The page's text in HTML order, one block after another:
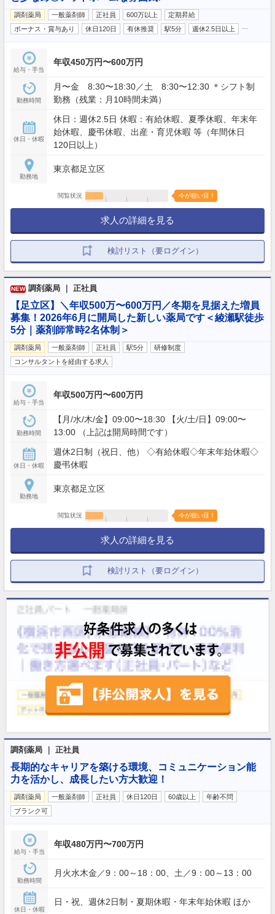
調剤薬局 一般薬剤師 正社員 600万以上
定期昇給
ボーナス・賞与あり
休日120日 有休推奨 駅5分 週休2.5日以上
給与・手当
年収450万円〜600万円
勤務時間
月〜金 8:30〜18:30／土 8:30〜12:30 ＊シフト制
勤務（残業：月10時間未満）
休日・休暇
休日：週休2.5日 休暇：有給休暇、夏季休暇、年末年
始休暇、慶弔休暇、出産・育児休暇 等（年間休日
120日以上）
勤務地
東京都足立区
閲覧状況 今が狙い目！
求人の詳細を見る
検討リスト（要ログイン）
NEW 調剤薬局 ｜ 正社員
【足立区】＼年収500万〜600万円／冬期を見据えた増員
募集！2026年6月に開局した新しい薬局です＜綾瀬駅徒歩
5分｜薬剤師常時2名体制＞
調剤薬局 一般薬剤師 正社員 駅5分
研修制度
コンサルタントを経由する求人
給与・手当
年収500万円〜600万円
勤務時間
【月/水/木/金】09:00〜18:30 【火/土/日】09:00〜
13:00 （上記は開局時間です）
休日・休暇
週休2日制（祝日、他） ◇有給休暇◇年末年始休暇◇
慶弔休暇
勤務地
東京都足立区
閲覧状況 今が狙い目！
求人の詳細を見る
検討リスト（要ログイン）
調剤薬局 ｜ 正社員
長期的なキャリアを築ける環境、コミュニケーション能
力を活かし、成長したい方大歓迎！
調剤薬局 一般薬剤師 正社員 休日120日 60歳以上
年齢不問
ブランク可
給与・手当
年収480万円〜700万円
勤務時間
月火水木金／9：00～18：00、土／9：00～13：00
休日・休暇
日・祝、週休2日制・夏期休暇・年末年始休暇 ほか